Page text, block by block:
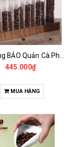
445.000₫
MUA HÀNG